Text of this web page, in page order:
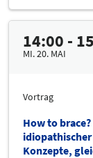
14:00 -
MI. 20. MAI
Vortrag
How to
Konzepte,